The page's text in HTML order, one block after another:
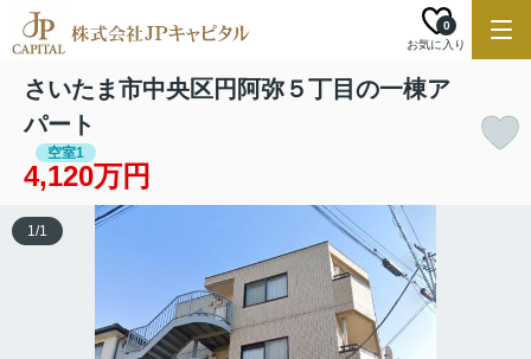
お気に入り
0
さいたま市中央区円阿弥５丁目の一棟ア
パート
空室1
4,120万円
1/1